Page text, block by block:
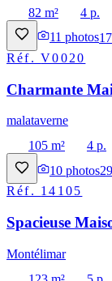
82 m²
4 p.
11 photos
Réf.V0020
Charmante
malataverne
105 m²
4 p.
10 photos
Réf. 14105
Spacieuse
Montélimar